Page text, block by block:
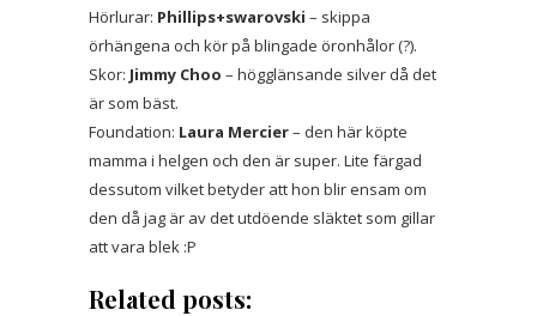
Hörlurar: Phillips+swarovski – skippa
örhängena och kör på blingade öronhålor (?).
Skor: Jimmy Choo – högglänsande silver då det
är som bäst.
Foundation: Laura Mercier– den här köpte
mamma i helgen och den är super. Lite färgad
dessutom vilket betyder att hon blir ensam om
den då jag är av det utdöende släktet som gillar
att vara blek :P
Related posts: